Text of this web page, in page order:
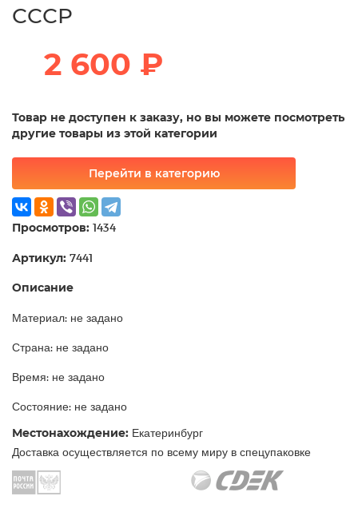
СССР
2 600 ₽
Товар не доступен к заказу, но вы можете посмотреть
другие товары из этой категории
Перейти в категорию
Просмотров: 1434
Артикул: 7441
Описание
Материал: не задано
Страна: не задано
Время: не задано
Состояние: не задано
Местонахождение: Екатеринбург
Доставка осуществляется по всему миру в спецупаковке